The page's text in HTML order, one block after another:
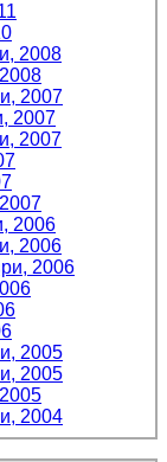
2008
2007
2007
2007
2006
2006
2006
2005
2005
2004